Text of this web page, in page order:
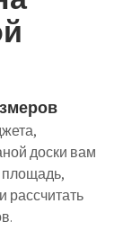
доски вам
площадь,
рассчитать